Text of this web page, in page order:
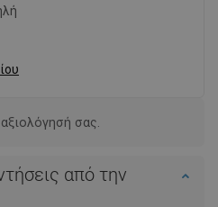
σας.
από την